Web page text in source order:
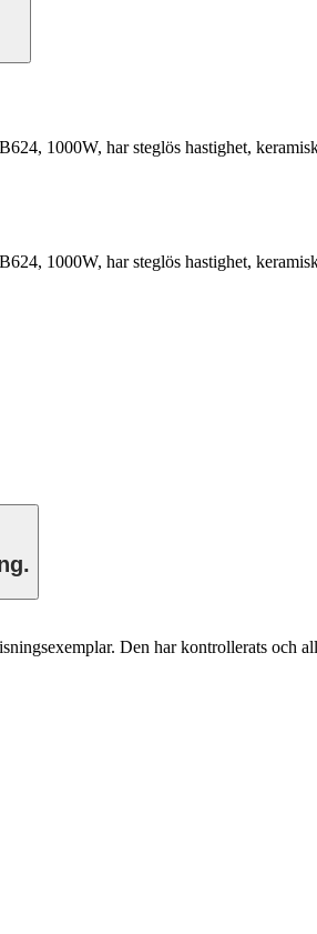
1000W, har steglös hastighet,
1000W, har steglös hastighet,
Den har kontrollerats och